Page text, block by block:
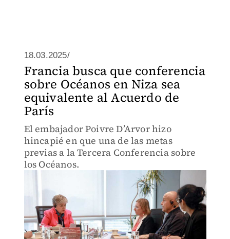
18.03.2025/
Francia busca que conferencia
sobre Océanos en Niza sea
equivalente al Acuerdo de
París
El embajador Poivre D’Arvor hizo
hincapié en que una de las metas
previas a la Tercera Conferencia sobre
los Océanos.